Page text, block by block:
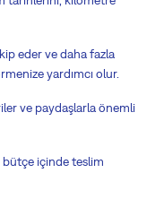
eder ve daha fazla
yardımcı olur.
ve paydaşlarla önemli
bütçe içinde teslim